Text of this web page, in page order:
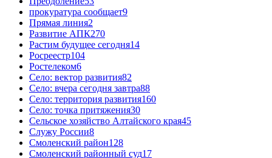
прокуратура сообщает9
Прямая линия2
Развитие АПК270
Растим будущее сегодня14
Росреестр104
Ростелеком6
Село: вектор развития82
Село: вчера сегодня завтра88
Село: территория развития160
Село: точка притяжения30
Сельское хозяйство Алтайского края45
Служу России8
Смоленский район128
Смоленский районный суд17